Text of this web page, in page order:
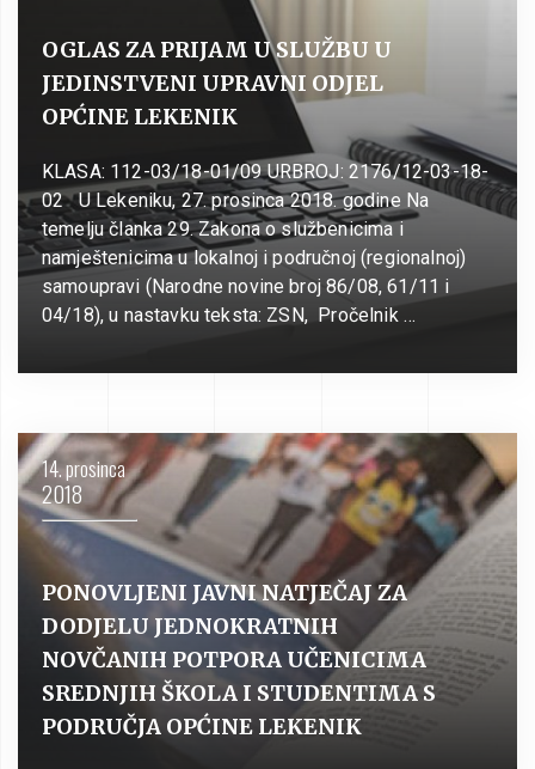
OGLAS ZA PRIJAM U SLUŽBU U
JEDINSTVENI UPRAVNI ODJEL
OPĆINE LEKENIK
KLASA: 112-03/18-01/09 URBROJ: 2176/12-03-18-
02 U Lekeniku, 27. prosinca 2018. godine Na
temelju članka 29. Zakona o službenicima i
namještenicima u lokalnoj i područnoj (regionalnoj)
samoupravi (Narodne novine broj 86/08, 61/11 i
04/18), u nastavku teksta: ZSN, Pročelnik …
14. prosinca
2018
PONOVLJENI JAVNI NATJEČAJ ZA
DODJELU JEDNOKRATNIH
NOVČANIH POTPORA UČENICIMA
SREDNJIH ŠKOLA I STUDENTIMA S
PODRUČJA OPĆINE LEKENIK